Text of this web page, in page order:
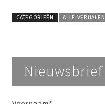
CATEGORIEËN ALLE VERHALEN
Nieuwsbrief